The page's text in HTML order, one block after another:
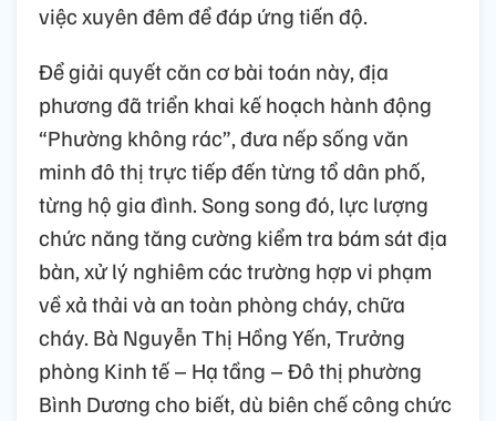
việc xuyên đêm để đáp ứng tiến độ.
Để giải quyết căn cơ bài toán này, địa
phương đã triển khai kế hoạch hành động
“Phường không rác”, đưa nếp sống văn
minh đô thị trực tiếp đến từng tổ dân phố,
từng hộ gia đình. Song song đó, lực lượng
chức năng tăng cường kiểm tra bám sát địa
bàn, xử lý nghiêm các trường hợp vi phạm
về xả thải và an toàn phòng cháy, chữa
cháy. Bà Nguyễn Thị Hồng Yến, Trưởng
phòng Kinh tế – Hạ tầng – Đô thị phường
Bình Dương cho biết, dù biên chế công chức